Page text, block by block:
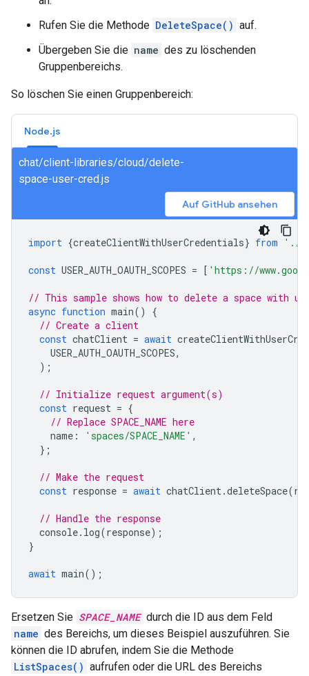
Rufen Sie die Methode DeleteSpace() auf.
Übergeben Sie die name des zu löschenden
Gruppenbereichs.
So löschen Sie einen Gruppenbereich:
Node.js
chat/client-libraries/cloud/delete-
space-user-cred.js
Auf GitHub ansehen
import {createClientWithUserCredentials} from './
const USER_AUTH_OAUTH_SCOPES = [ 'https://
// This sample shows how to delete a space with
async function main()
{
// Create a client
const chatClient = await
USER_AUTH_OAUTH_SCOPES,
);
// Initialize request argument(s)
const request = {
// Replace SPACE_NAME here
name : 'spaces/SPACE_NAME' ,
};
// Make the request
const response = await chatClient.deleteSpace(
// Handle the response
console. log(response);
}
await main();
Ersetzen Sie SPACE_NAME durch die ID aus dem Feld
name des Bereichs, um dieses Beispiel auszuführen. Sie
können die ID abrufen, indem Sie die Methode
ListSpaces() aufrufen oder die URL des Bereichs